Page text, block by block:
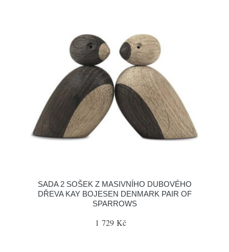
SADA 2 SOŠEK Z MASIVNÍHO DUBOVÉHO
DŘEVA KAY BOJESEN DENMARK PAIR OF
SPARROWS
1 729 Kč